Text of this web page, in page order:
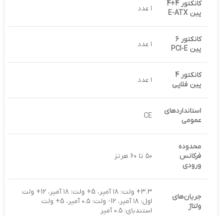
کانکتور 4+4
پین
۱ عدد
کانکتور 6
پین
۱ عدد
کانکتور 4
پین فلاپی
۱ عدد
استانداردهای
عمومی
CE
محدوده
فرکانس
ورودی
۵۰ تا ۶۰ هرتز
جریان‌های
ولتاژ
3.3+ ولت: ۱۸ آمپر، 5+ ولت: ۱۸ آمپر، 12+ ولت
اول: ۱۸ آمپر، 12- ولت: ۰.۵ آمپر، 5+ ولت
استندبای: ۰.۵ آمپر